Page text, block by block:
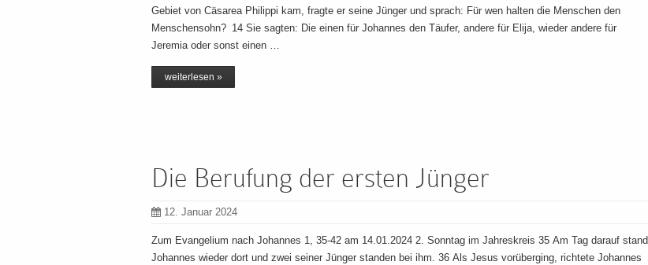
Gebiet von Cäsarea Philippi kam, fragte er seine Jünger und sprach: Für wen halten die Menschen den
Menschensohn? 14 Sie sagten: Die einen für Johannes den Täufer, andere für Elija, wieder andere für
Jeremia oder sonst einen …
weiterlesen »
Die Berufung der ersten Jünger
12. Januar 2024
Zum Evangelium nach Johannes 1, 35-42 am 14.01.2024 2. Sonntag im Jahreskreis 35 Am Tag darauf stand
Johannes wieder dort und zwei seiner Jünger standen bei ihm. 36 Als Jesus vorüberging, richtete Johannes